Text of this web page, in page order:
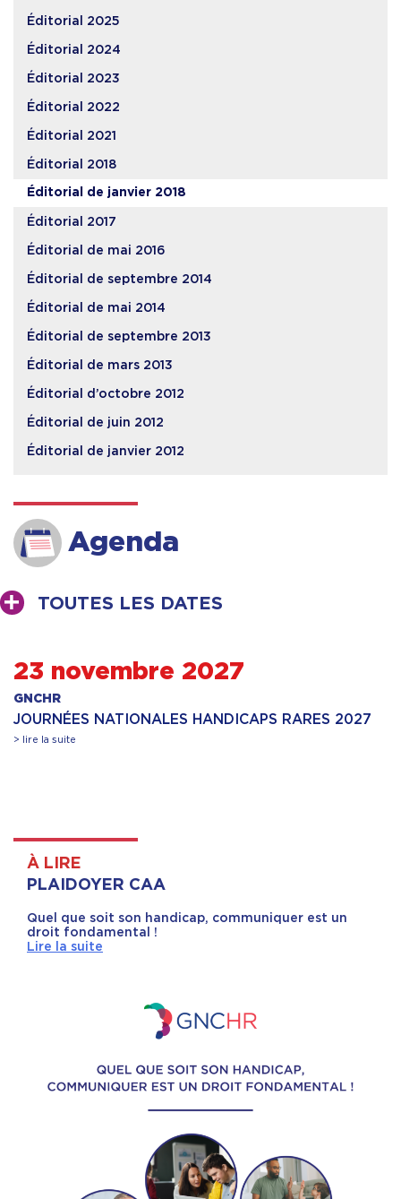
Éditorial 2025
Éditorial 2024
Éditorial 2023
Éditorial 2022
Éditorial 2021
Éditorial 2018
Éditorial de janvier 2018
Éditorial 2017
Éditorial de mai 2016
Éditorial de septembre 2014
Éditorial de mai 2014
Éditorial de septembre 2013
Éditorial de mars 2013
Éditorial d’octobre 2012
Éditorial de juin 2012
Éditorial de janvier 2012
Agenda
TOUTES LES DATES
23 novembre 2027
GNCHR
JOURNÉES NATIONALES HANDICAPS RARES 2027
> lire la suite
À LIRE
PLAIDOYER CAA
Quel que soit son handicap, communiquer est un
droit fondamental !
Lire la suite